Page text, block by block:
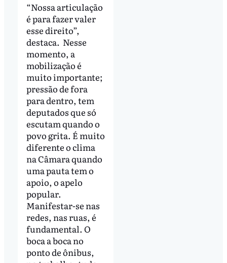
“Nossa articulação
é para fazer valer
esse direito”,
destaca. Nesse
momento, a
mobilização é
muito importante;
pressão de fora
para dentro, tem
deputados que só
escutam quando o
povo grita. É muito
diferente o clima
na Câmara quando
uma pauta tem o
apoio, o apelo
popular.
Manifestar-se nas
redes, nas ruas, é
fundamental. O
boca a boca no
ponto de ônibus,